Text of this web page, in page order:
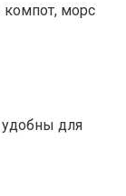
морс
удобны для